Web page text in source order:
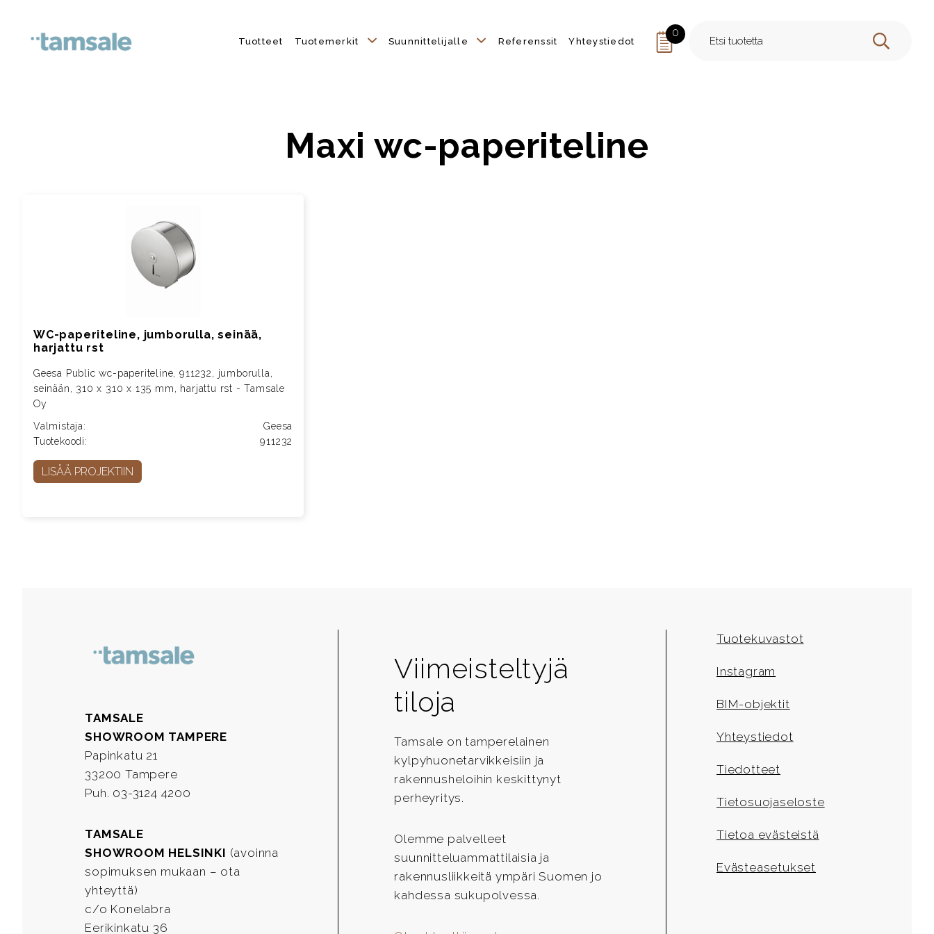
Tuotteet Tuotemerkit Suunnittelijalle Referenssit Yhteystiedot
0
HAE
Maxi wc-paperiteline
WC-paperiteline, jumborulla, seinää,
harjattu rst
Geesa Public wc-paperiteline, 911232, jumborulla,
seinään, 310 x 310 x 135 mm, harjattu rst - Tamsale
Oy
Valmistaja:
Geesa
Tuotekoodi:
911232
LISÄÄ PROJEKTIIN
TAMSALE
SHOWROOM TAMPERE
Papinkatu 21
33200 Tampere
Puh. 03-3124 4200
TAMSALE
SHOWROOM HELSINKI (avoinna
sopimuksen mukaan – ota
yhteyttä)
c/o Konelabra
Eerikinkatu 36
Viimeisteltyjä
tiloja
Tamsale on tamperelainen
kylpyhuonetarvikkeisiin ja
rakennusheloihin keskittynyt
perheyritys.
Olemme palvelleet
suunnitteluammattilaisia ja
rakennusliikkeitä ympäri Suomen jo
kahdessa sukupolvessa.
Tuotekuvastot
Instagram
BIM-objektit
Yhteystiedot
Tiedotteet
Tietosuojaseloste
Tietoa evästeistä
Evästeasetukset